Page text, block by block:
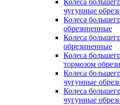
Колеса
чугунные
Колеса
обрезиненные
Колеса
обрезиненные
Колеса
тормозом
Колеса
чугунные
Колеса
чугунные